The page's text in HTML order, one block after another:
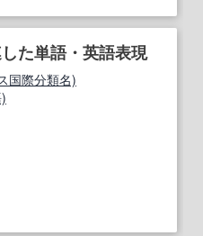
た単語・英語表現
国際分類名)